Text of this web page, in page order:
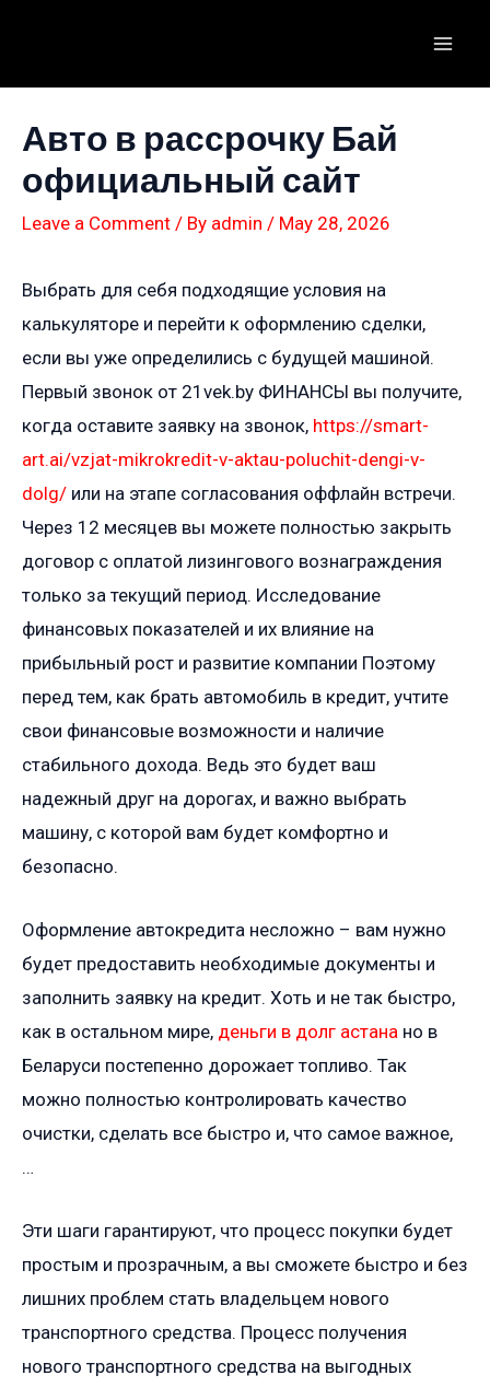
content
Авто в рассрочку Бай
официальный сайт
Leave a Comment / By admin / May 28, 2026
Выбрать для себя подходящие условия на
калькуляторе и перейти к оформлению сделки,
если вы уже определились с будущей машиной.
Первый звонок от 21vek.by ФИНАНСЫ вы получите,
когда оставите заявку на звонок, https://smart-
art.ai/vzjat-mikrokredit-v-aktau-poluchit-dengi-v-
dolg/ или на этапе согласования оффлайн встречи.
Через 12 месяцев вы можете полностью закрыть
договор с оплатой лизингового вознаграждения
только за текущий период. Исследование
финансовых показателей и их влияние на
прибыльный рост и развитие компании Поэтому
перед тем, как брать автомобиль в кредит, учтите
свои финансовые возможности и наличие
стабильного дохода. Ведь это будет ваш
надежный друг на дорогах, и важно выбрать
машину, с которой вам будет комфортно и
безопасно.
Оформление автокредита несложно – вам нужно
будет предоставить необходимые документы и
заполнить заявку на кредит. Хоть и не так быстро,
как в остальном мире, деньги в долг астана но в
Беларуси постепенно дорожает топливо. Так
можно полностью контролировать качество
очистки, сделать все быстро и, что самое важное,
…
Эти шаги гарантируют, что процесс покупки будет
простым и прозрачным, а вы сможете быстро и без
лишних проблем стать владельцем нового
транспортного средства. Процесс получения
нового транспортного средства на выгодных